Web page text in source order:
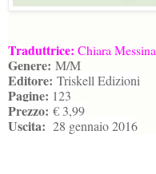
Traduttrice: Chiara Messina
Genere: M/M
Editore: Triskell Edizioni
Pagine: 123
Prezzo: € 3,99
Uscita: 28 gennaio 2016